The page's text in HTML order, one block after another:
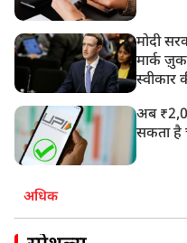
मोदी
मार्क
स्वीकार
अब
सकता है
अधिक